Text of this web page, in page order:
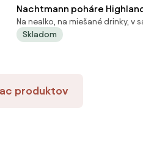
Nachtmann poháre
ks
Na nealko, na miešané drinky, v
Skladom
produktov